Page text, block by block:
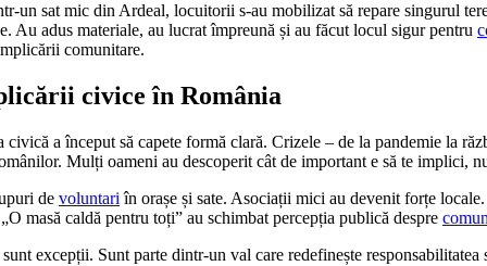
un sat mic din Ardeal, locuitorii s-au mobilizat să repare singurul
Au adus materiale, au lucrat împreună și au făcut locul sigur pentru
comunitare.
civice în România
a început să capete formă clară. Crizele – de la pandemie la
Mulți oameni au descoperit cât de important e să te implici,
de voluntari în orașe și sate. Asociații mici au devenit forțe
masă caldă pentru toți” au schimbat percepția publică despre
excepții. Sunt parte dintr-un val care redefinește